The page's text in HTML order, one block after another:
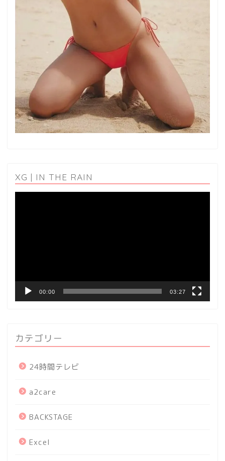
XG | IN THE RAIN
00:00 03:27
カテゴリー
24時間テレビ
a2care
BACKSTAGE
Excel